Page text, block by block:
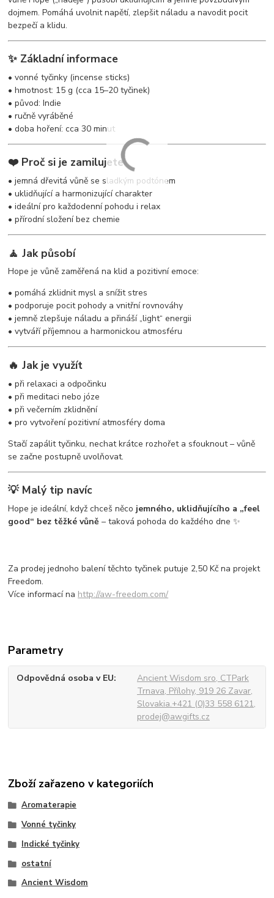
dojmem. Pomáhá uvolnit napětí, zlepšit náladu a navodit pocit
bezpečí a klidu.
✨ Základní informace
• vonné tyčinky (incense sticks)
• hmotnost: 15 g (cca 15–20 tyčinek)
• původ: Indie
• ručně vyráběné
• doba hoření: cca 30 minut
❤️ Proč si je zamilujete
• jemná dřevitá vůně se sladkým podtónem
• uklidňující a harmonizující charakter
• ideální pro každodenní pohodu i relax
• přírodní složení bez chemie
🧘 Jak působí
Hope je vůně zaměřená na klid a pozitivní emoce:
• pomáhá zklidnit mysl a snížit stres
• podporuje pocit pohody a vnitřní rovnováhy
• jemně zlepšuje náladu a přináší „light“ energii
• vytváří příjemnou a harmonickou atmosféru
🔥 Jak je využít
• při relaxaci a odpočinku
• při meditaci nebo józe
• při večerním zklidnění
• pro vytvoření pozitivní atmosféry doma
Stačí zapálit tyčinku, nechat krátce rozhořet a sfouknout – vůně
se začne postupně uvolňovat.
💡 Malý tip navíc
Hope je ideální, když chceš něco jemného, uklidňujícího a „feel
good“ bez těžké vůně – taková pohoda do každého dne ✨
Za prodej jednoho balení těchto tyčinek putuje 2,50 Kč na projekt
Freedom.
Více informací na http://aw-freedom.com/
Parametry
Odpovědná osoba v EU
Ancient Wisdom sro, CTPark
Trnava, Přílohy, 919 26 Zavar,
Slovakia.+421 (0)33 558 6121,
prodej@awgifts.cz
Zboží zařazeno v kategoriích
Aromaterapie
Vonné tyčinky
Indické tyčinky
ostatní
Ancient Wisdom